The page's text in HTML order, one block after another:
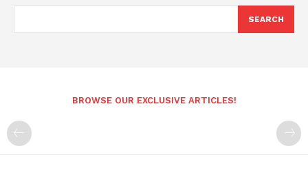
SEARCH
BROWSE OUR EXCLUSIVE ARTICLES!